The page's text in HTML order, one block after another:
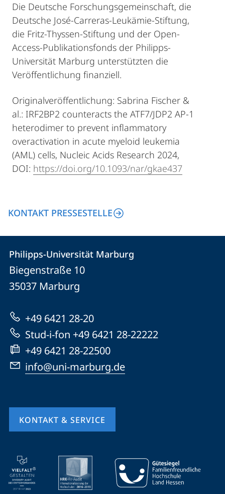
Die Deutsche Forschungsgemeinschaft, die
Deutsche José-Carreras-Leukämie-Stiftung,
die Fritz-Thyssen-Stiftung und der Open-
Access-Publikationsfonds der Philipps-
Universität Marburg unterstützten die
Veröffentlichung finanziell.
Originalveröffentlichung: Sabrina Fischer &
al.: IRF2BP2 counteracts the ATF7/JDP2 AP-1
heterodimer to prevent inflammatory
overactivation in acute myeloid leukemia
(AML) cells, Nucleic Acids Research 2024,
DOI: https://doi.org/10.1093/nar/gkae437
KONTAKT PRESSESTELLE
Kontakt
und
Informationen
zur
Website
Kontaktinformationen
Philipps-
Universität
Philipps-Universität Marburg
Biegenstraße 10
35037 Marburg
+49 6421 28-20
Stud-i-fon +49 6421 28-22222
+49 6421 28-22500
info@uni-marburg.de
KONTAKT & SERVICE
Mobile-
Service-
Navigation